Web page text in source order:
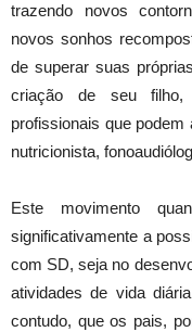
trazendo novos
novos sonhos
de superar suas
criação de seu filho,
profissionais que podem
nutricionista,
Este movimento
significativamente a
com SD, seja no
atividades de vida
contudo, que os pais,